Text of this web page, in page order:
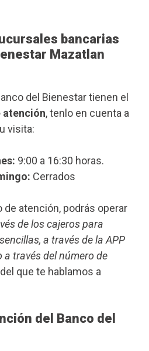
bancarias
Mazatlan
del Bienestar tienen el
atención, tenlo en cuenta a
visita:
9:00 a 16:30 horas.
Cerrados
de atención, podrás operar
de los cajeros para
a través de la APP
través del número de
del que te hablamos a
del Banco del